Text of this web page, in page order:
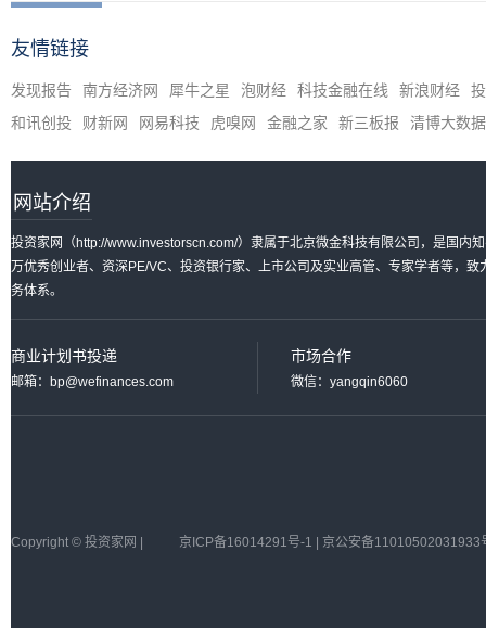
友情链接
发现报告 南方经济网 犀牛之星 泡财经 科技金融在线 新浪财经
和讯创投
财新网 网易科技 虎嗅网 金融之家 新三板报 清博大数据
网站介绍
投资家网（http://www.investorscn.com/）隶属于北京微金科技有限公司，是国内
万优秀创业者、资深PE/VC、投资银行家、上市公司及实业高管、专家学者等，
务体系。
商业计划书投递
邮箱：bp@wefinances.com
市场合作
微信：yangqin6060
Copyright © 投资家网 | 京ICP备16014291号-1 | 京公安备11010502031933